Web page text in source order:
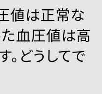
索
値は正常な
た血圧値は高
。どうしてで